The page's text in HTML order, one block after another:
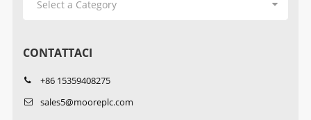
CONTATTACI
+86 15359408275
sales5@mooreplc.com